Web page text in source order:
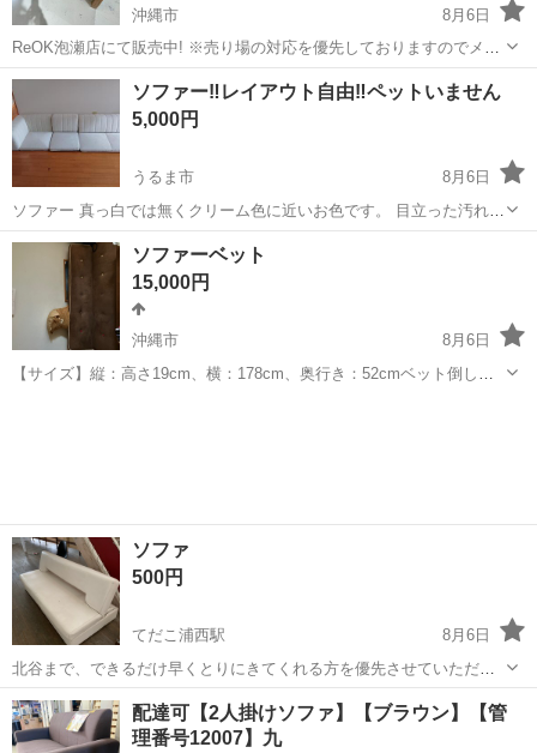
沖縄市
8月6日
ReOK泡瀬店にて販売中! ※売り場の対応を優先しておりますのでメー
ルでの問い合わせ対応は行っておりません。 ※商品に関するお問い合
わせ(在庫・サイズ等の確認)は店舗へ直接お電話ください。 ※店頭販
売且つ一点物の...
沖縄 沖縄市 ソファ
ソファー‼️レイアウト自由‼️ペットいません
5,000円
うるま市
8月6日
ソファー 真っ白では無くクリーム色に近いお色です。 目立った汚れや
キズはございません。 その時々のシーンで レイアウトも変えられるの
で便利ですよ。 カバーもファスナーが付いているので洗えます。 引っ
越しのため出品致します。 ...
沖縄 うるま市
ソファーベット
15,000円
沖縄市
8月6日
【サイズ】縦：高さ19cm、横：178cm、奥行き：52cmベット倒した
ソファ
500円
てだこ浦西駅
8月6日
北谷まで、できるだけ早くとりにきてくれる方を優先させていただき
ます。 よろしくおねがいします。 かなり使用感あります。 神経質な
方はお控え下さい。
沖縄 中頭郡 てだこ浦西駅
配達可【2人掛けソファ】【ブラウン】【管
理番号12007】九